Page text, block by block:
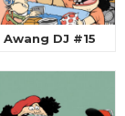
Awang DJ #15